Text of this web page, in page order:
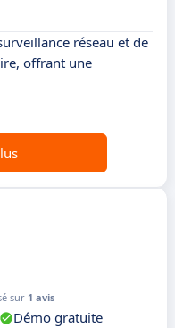
réseau et de
offrant une
sur 1 avis
Démo gratuite